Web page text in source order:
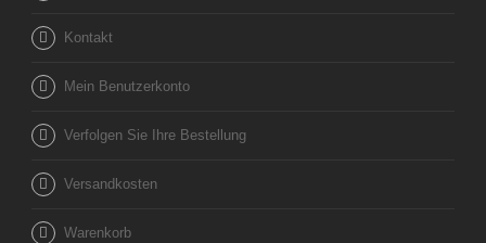
Kontakt
Mein Benutzerkonto
Verfolgen Sie Ihre Bestellung
Versandkosten
Warenkorb